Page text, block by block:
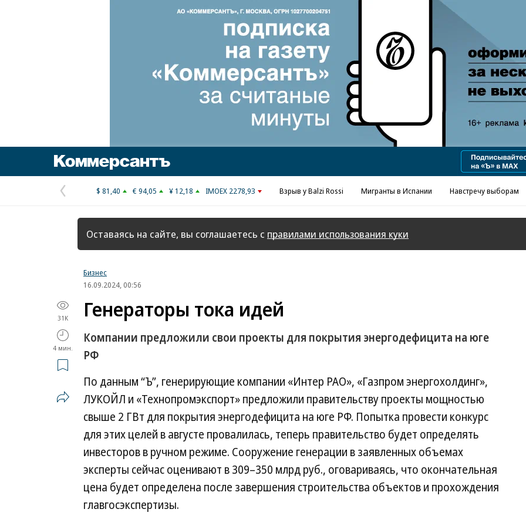
Реклама в «Ъ» www.kommersant.ru/ad
Предыдущая
страница
$ 81,40 € 94,05 ¥ 12,18 IMOEX 2278,93 Взрыв у Balzi Rossi Мигранты в Испании Навстречу выборам
Оставаясь на сайте, вы соглашаетесь с правилами использования куки
Бизнес
16.09.2024, 00:56
31K
4 мин.
Генераторы тока идей
Компании предложили свои проекты для покрытия энергодефицита на юге
РФ
По данным “Ъ”, генерирующие компании «Интер РАО», «Газпром энергохолдинг»,
ЛУКОЙЛ и «Технопромэкспорт» предложили правительству проекты мощностью
свыше 2 ГВт для покрытия энергодефицита на юге РФ. Попытка провести конкурс
для этих целей в августе провалилась, теперь правительство будет определять
инвесторов в ручном режиме. Сооружение генерации в заявленных объемах
эксперты сейчас оценивают в 309–350 млрд руб., оговариваясь, что окончательная
цена будет определена после завершения строительства объектов и прохождения
главгосэкспертизы.